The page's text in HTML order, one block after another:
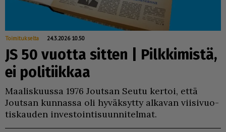
Toimitukselta 24.3.2026 10.50
JS 50 vuotta sitten | Pilkkimistä,
ei politiikkaa
Maa­lis­kuus­sa 1976 Jout­san Seu­tu ker­toi, et­tä
Jout­san kun­nas­sa oli hy­väk­syt­ty al­ka­van vii­si­vuo­
tis­kau­den in­ves­toin­ti­suun­ni­tel­mat.